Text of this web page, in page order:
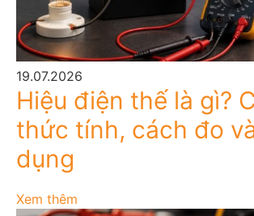
19.07.2026
Hiệu điện thế là gì?
thức tính, cách đo
dụng
Xem thêm